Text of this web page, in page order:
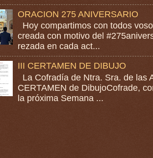
ORACION 275 ANIVERSARIO
Hoy compartimos con todos
creada con motivo del
rezada en cada act...
III CERTAMEN DE DIBUJO
La Cofradía de Ntra. Sra. de las
CERTAMEN de DibujoCofrade,
la próxima Semana ...